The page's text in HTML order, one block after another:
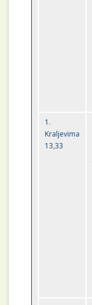
1.
Kraljevima
13,33